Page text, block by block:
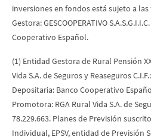
inversiones en fondos está sujeto a
Gestora: GESCOOPERATIVO
Cooperativo Español.
(1) Entidad Gestora de Rural Pensión
Vida S.A. de Seguros y Reaseguros
Depositaria: Banco Cooperativo
Promotora: RGA Rural Vida S.A. de
78.229.663. Planes de Previsión
Individual, EPSV, entidad de Previsión